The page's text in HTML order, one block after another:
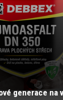
generace na